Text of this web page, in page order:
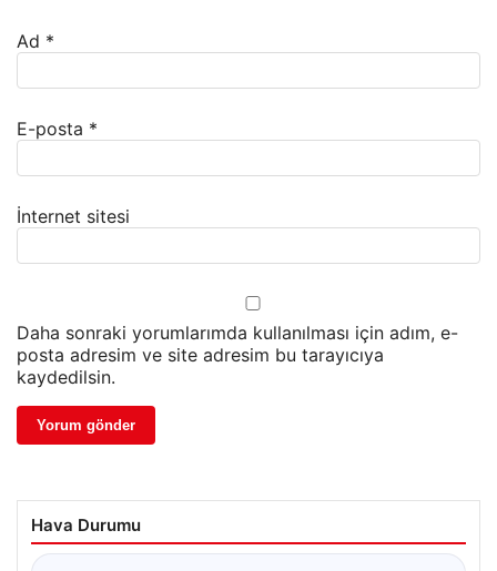
Ad *
E-posta *
İnternet sitesi
Daha sonraki yorumlarımda kullanılması için adım, e-
posta adresim ve site adresim bu tarayıcıya
kaydedilsin.
Hava Durumu